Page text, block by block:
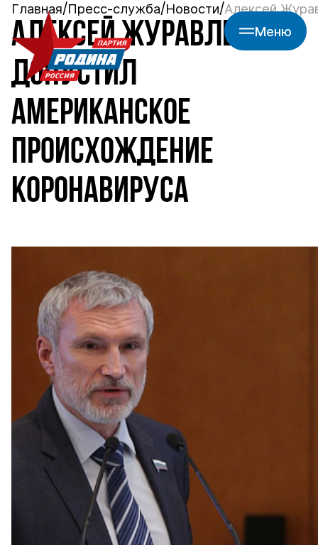
Меню
Главная Пресс-служба Новости Алексей
АЛЕКСЕЙ ЖУРАВЛЕВ
ДОПУСТИЛ
АМЕРИКАНСКОЕ
ПРОИСХОЖДЕНИЕ
КОРОНАВИРУСА